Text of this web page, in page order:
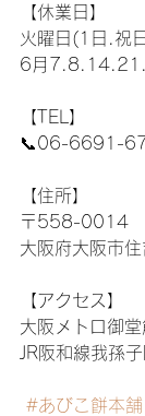
【休業日】
火曜日(1日.祝
6月
【TEL】
📞06-6691-
【住所】
〒558-0014
大阪府大阪市
【アクセス】
大阪メトロ御
JR阪和線我孫
#あびこ餅本舗